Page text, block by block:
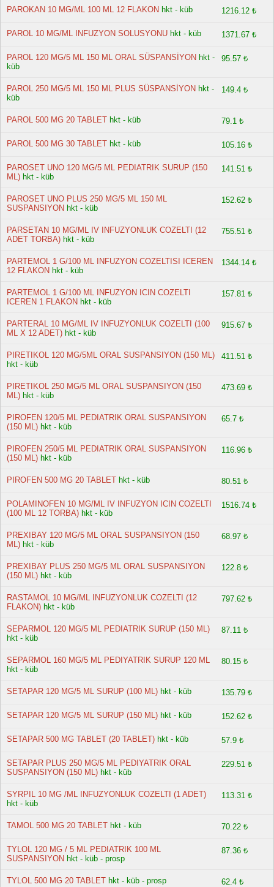
PAROKAN 10 MG/ML 100 ML 12 FLAKON hkt - küb 1216.12 ₺
PAROL 10 MG/ML INFUZYON SOLUSYONU hkt - küb 1371.67 ₺
PAROL 120 MG/5 ML 150 ML ORAL SÜSPANSİYON hkt -
küb
95.57 ₺
PAROL 250 MG/5 ML 150 ML PLUS SÜSPANSİYON hkt -
küb
149.4 ₺
PAROL 500 MG 20 TABLET hkt - küb 79.1 ₺
PAROL 500 MG 30 TABLET hkt - küb 105.16 ₺
PAROSET UNO 120 MG/5 ML PEDIATRIK SURUP (150
ML) hkt - küb
141.51 ₺
PAROSET UNO PLUS 250 MG/5 ML 150 ML
SUSPANSIYON hkt - küb
152.62 ₺
PARSETAN 10 MG/ML IV INFUZYONLUK COZELTI (12
ADET TORBA) hkt - küb
755.51 ₺
PARTEMOL 1 G/100 ML INFUZYON COZELTISI ICEREN
12 FLAKON hkt - küb
1344.14 ₺
PARTEMOL 1 G/100 ML INFUZYON ICIN COZELTI
ICEREN 1 FLAKON hkt - küb
157.81 ₺
PARTERAL 10 MG/ML IV INFUZYONLUK COZELTI (100
ML X 12 ADET) hkt - küb
915.67 ₺
PIRETIKOL 120 MG/5ML ORAL SUSPANSIYON (150 ML)
hkt - küb
411.51 ₺
PIRETIKOL 250 MG/5 ML ORAL SUSPANSIYON (150
ML) hkt - küb
473.69 ₺
PIROFEN 120/5 ML PEDIATRIK ORAL SUSPANSIYON
(150 ML) hkt - küb
65.7 ₺
PIROFEN 250/5 ML PEDIATRIK ORAL SUSPANSIYON
(150 ML) hkt - küb
116.96 ₺
PIROFEN 500 MG 20 TABLET hkt - küb 80.51 ₺
POLAMINOFEN 10 MG/ML IV INFUZYON ICIN COZELTI
(100 ML 12 TORBA) hkt - küb
1516.74 ₺
PREXIBAY 120 MG/5 ML ORAL SUSPANSIYON (150
ML) hkt - küb
68.97 ₺
PREXIBAY PLUS 250 MG/5 ML ORAL SUSPANSIYON
(150 ML) hkt - küb
122.8 ₺
RASTAMOL 10 MG/ML INFUZYONLUK COZELTI (12
FLAKON) hkt - küb
797.62 ₺
SEPARMOL 120 MG/5 ML PEDIATRIK SURUP (150 ML)
hkt - küb
87.11 ₺
SEPARMOL 160 MG/5 ML PEDIYATRIK SURUP 120 ML
hkt - küb
80.15 ₺
SETAPAR 120 MG/5 ML SURUP (100 ML) hkt - küb 135.79 ₺
SETAPAR 120 MG/5 ML SURUP (150 ML) hkt - küb 152.62 ₺
SETAPAR 500 MG TABLET (20 TABLET) hkt - küb 57.9 ₺
SETAPAR PLUS 250 MG/5 ML PEDIYATRIK ORAL
SUSPANSIYON (150 ML) hkt - küb
229.51 ₺
SYRPIL 10 MG /ML INFUZYONLUK COZELTI (1 ADET)
hkt - küb
113.31 ₺
TAMOL 500 MG 20 TABLET hkt - küb 70.22 ₺
TYLOL 120 MG / 5 ML PEDIATRIK 100 ML
SUSPANSIYON hkt - küb - prosp
87.36 ₺
TYLOL 500 MG 20 TABLET hkt - küb - prosp 62.4 ₺